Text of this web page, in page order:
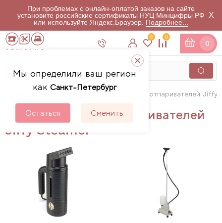
При проблемах с онлайн-оплатой заказов на сайте
установите российские сертификаты НУЦ Минцифры РФ
или используйте Яндекс.Браузер. Подробнее...
X
Мы определили ваш регион
как Санкт-Петербург
Остаться Сменить
0 0
0
Инструкции для отпаривателей Jiffy
Инструкции для отпаривателей
Jiffy Steamer